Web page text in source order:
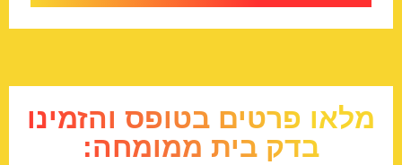
מלאו פרטים בטופס והזמינו
בדק בית ממומחה: